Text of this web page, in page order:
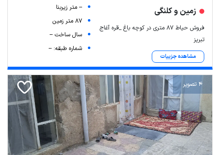
زمین و کلنگی
فروش حیاط ۸۷ متری در کوچه باغ _قره آغاج
تبریز
مشاهده جزییات
-- متر زیربنا
87 متر زمین
سال ساخت --
شماره طبقه: --
4 تصویر